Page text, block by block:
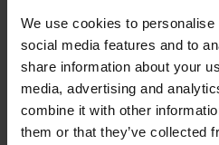
We use cookies to
social media features and to
share information about your
media, advertising and
combine it with other
them or that they’ve collected
الصورة /
“ومركزي في ساوث بانك